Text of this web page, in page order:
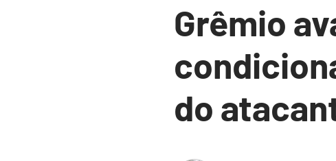
Grêmio
do